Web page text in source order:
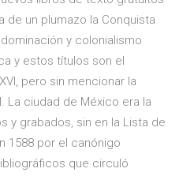
de un plumazo la Conquista
y colonialismo
y estos títulos son el
pero sin mencionar la
La ciudad de México era la
y grabados, sin en la Lista de
1588 por el canónigo
que circuló